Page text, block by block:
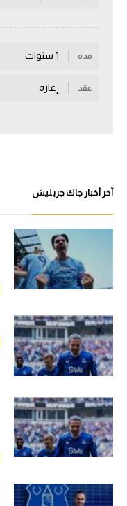
أمم إفريقيا
كرة السلة الأمريكية
كرة سلة
كرة يد
الوطن العربي
في المونديال
آسيا
أمريكا
مده
عقد إعارة
آخر أخبار جاك جريليش